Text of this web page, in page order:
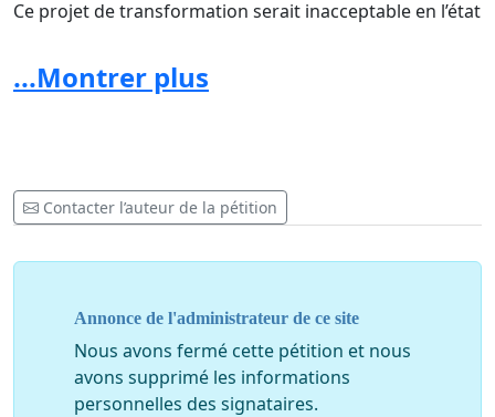
Ce projet de transformation serait inacceptable en l’état
Nous demandons donc le maintien de la ligne 56 dans
...Montrer plus
Contacter l’auteur de la pétition
Annonce de l'administrateur de ce site
Nous avons fermé cette pétition et nous
avons supprimé les informations
personnelles des signataires.